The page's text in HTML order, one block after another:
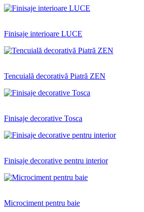
Finisaje interioare LUCE
Tencuială decorativă Piatră ZEN
Finisaje decorative Tosca
Finisaje decorative pentru interior
Microciment pentru baie